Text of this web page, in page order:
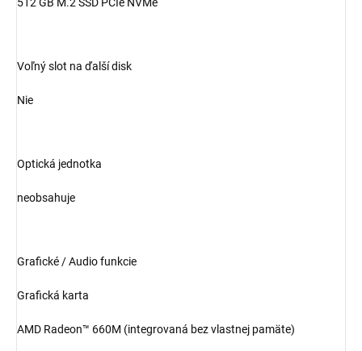
512 GB M.2 SSD PCIe NVMe
Voľný slot na ďalší disk
Nie
Optická jednotka
neobsahuje
Grafické / Audio funkcie
Grafická karta
AMD Radeon™ 660M (integrovaná bez vlastnej pamäte)